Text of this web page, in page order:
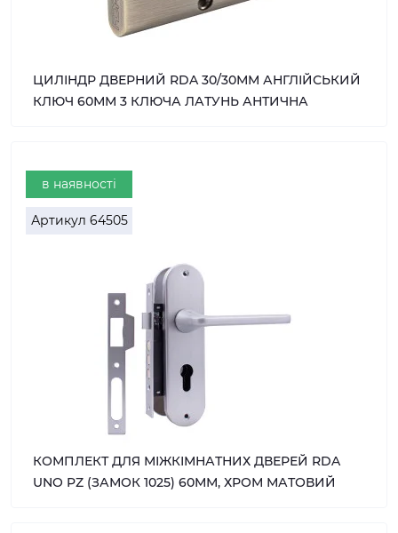
ЦИЛІНДР ДВЕРНИЙ RDA 30/30ММ АНГЛІЙСЬКИЙ
КЛЮЧ 60ММ 3 КЛЮЧА ЛАТУНЬ АНТИЧНА
в наявності
Артикул 64505
КОМПЛЕКТ ДЛЯ МІЖКІМНАТНИХ ДВЕРЕЙ RDA
UNO PZ (ЗАМОК 1025) 60ММ, ХРОМ МАТОВИЙ